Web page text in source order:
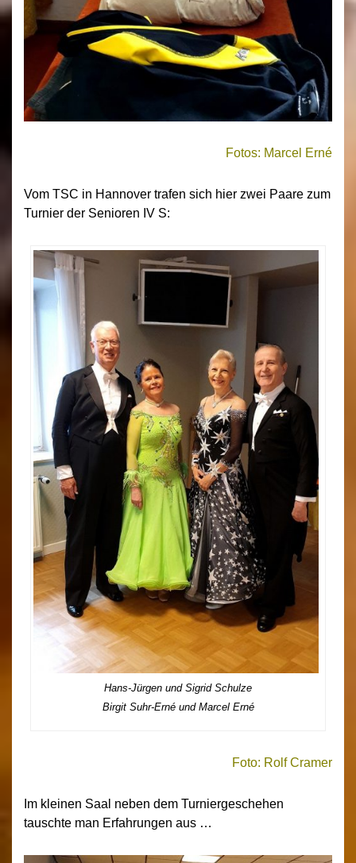
Fotos: Marcel Erné
Vom TSC in Hannover trafen sich hier zwei Paare zum
Turnier der Senioren IV S:
Hans-Jürgen und Sigrid Schulze
Birgit Suhr-Erné und Marcel Erné
Foto: Rolf Cramer
Im kleinen Saal neben dem Turniergeschehen
tauschte man Erfahrungen aus …